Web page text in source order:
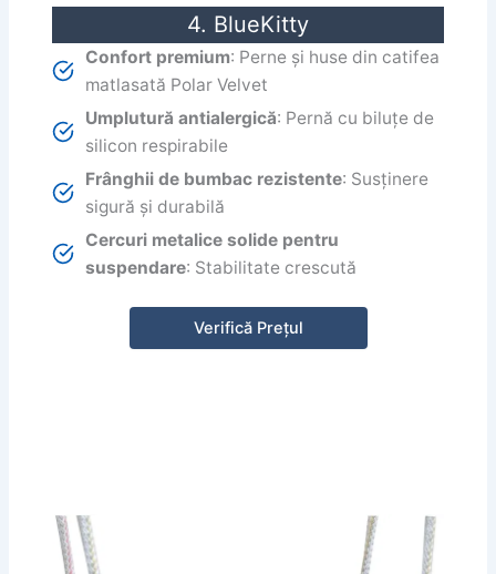
4. BlueKitty
Confort premium: Perne și huse din catifea
matlasată Polar Velvet
Umplutură antialergică: Pernă cu biluțe de
silicon respirabile
Frânghii de bumbac rezistente: Susținere
sigură și durabilă
Cercuri metalice solide pentru
suspendare: Stabilitate crescută
Verifică Prețul